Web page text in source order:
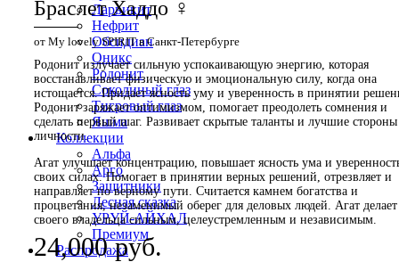
Ларвикит
Нефрит
Обсидиан
Оникс
Родонит
Соколиный глаз
Тигровый глаз
Яшма
Коллекции
Альфа
Арго
Защитники
Лесная сказка
УРУЙ-АЙХАЛ
Премиум
Распродажа
Браслет Хаддо ♀
от My lovely SPIRIT в Санкт-Петербурге
Родонит излучает сильную успокаивающую энергию, которая
восстанавливает физическую и эмоциональную силу, когда она
истощается. Придает ясность уму и уверенность в принятии
Родонит заряжает оптимизмом, помогает преодолеть сомнения и
сделать первый шаг. Развивает скрытые таланты и лучшие стороны
личности.
Агат улучшает концентрацию, повышает ясность ума и
своих силах. Помогает в принятии верных решений, отрезвляет и
направляет по верному пути. Считается камнем богатства и
процветания, незаменимый оберег для деловых людей. Агат делает
своего владельца сильным, целеустремленным и независимым.
24,000руб.